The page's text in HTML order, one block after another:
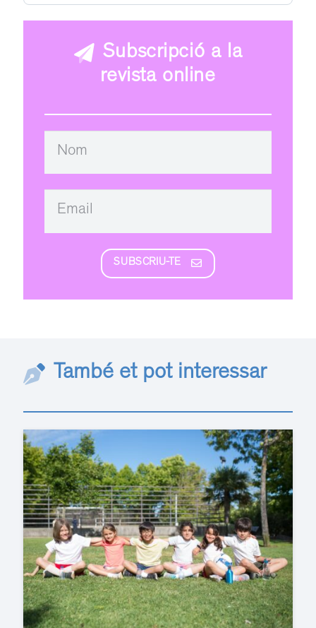
Subscripció a la
revista online
SUBSCRIU-TE
També et pot interessar